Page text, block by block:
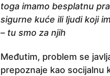
toga imamo besplatnu
sigurne kuće ili ljudi koji
– tu smo za njih
Međutim, problem se
prepoznaje kao socijalnu